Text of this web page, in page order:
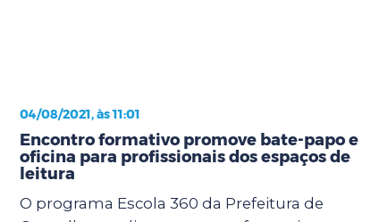
04/08/2021, às 11:01
Encontro formativo promove bate-papo e
oficina para profissionais dos espaços de
leitura
O programa Escola 360 da Prefeitura de